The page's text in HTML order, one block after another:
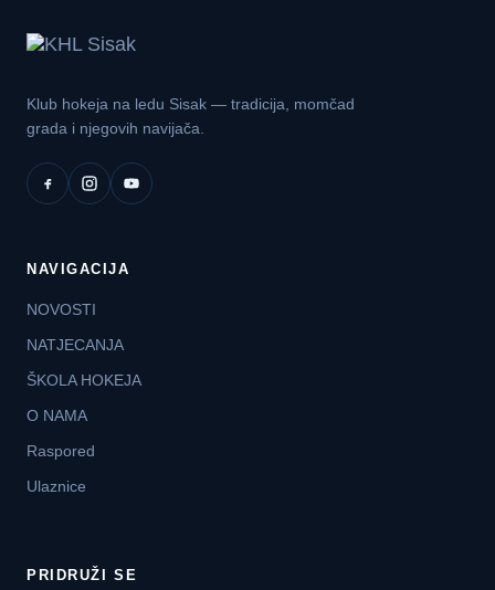
Klub hokeja na ledu Sisak — tradicija, momčad
grada i njegovih navijača.
NAVIGACIJA
NOVOSTI
NATJECANJA
ŠKOLA HOKEJA
O NAMA
Raspored
Ulaznice
PRIDRUŽI SE